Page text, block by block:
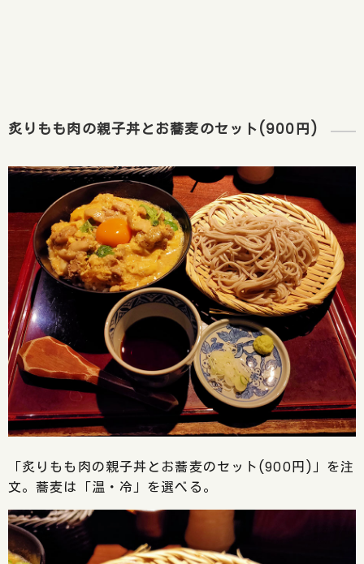
炙りもも肉の親子丼とお蕎麦のセット(900円)
「炙りもも肉の親子丼とお蕎麦のセット(900円)」を注
文。蕎麦は「温・冷」を選べる。